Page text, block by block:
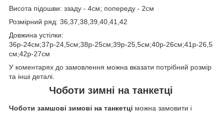
Висота підошви: ззаду - 4см; попереду - 2см
Розмірний ряд: 36,37,38,39,40,41,42
Довжина устілки:
36р-24см;37р-24,5см;38р-25см;39р-25,5см;40р-26см;41р-26,5
см;42р-27см
У коментарях до замовлення можна вказати потрібний розмір
та інші деталі.
Чоботи зимні на танкетці
Чоботи замшові зимові на танкетці можна замовити і